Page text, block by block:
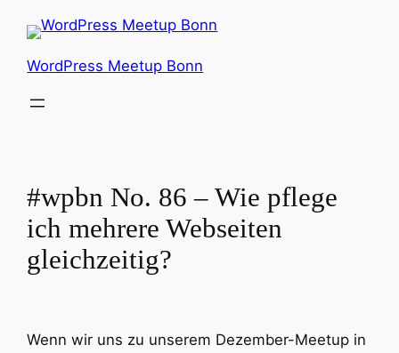
Inhalt
springen
WordPress Meetup Bonn
#wpbn No. 86 – Wie pflege
ich mehrere Webseiten
gleichzeitig?
Wenn wir uns zu unserem Dezember-Meetup in